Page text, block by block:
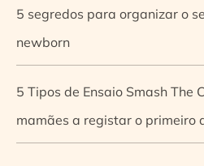
5 segredos para organizar o
newborn
5 Tipos de Ensaio Smash The
mamães a registar o primeiro